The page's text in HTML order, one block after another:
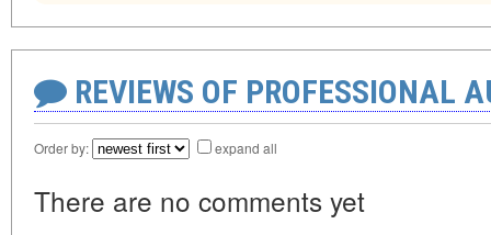
REVIEWS OF PROFESSIONAL
Order by: expand all
There are no comments yet